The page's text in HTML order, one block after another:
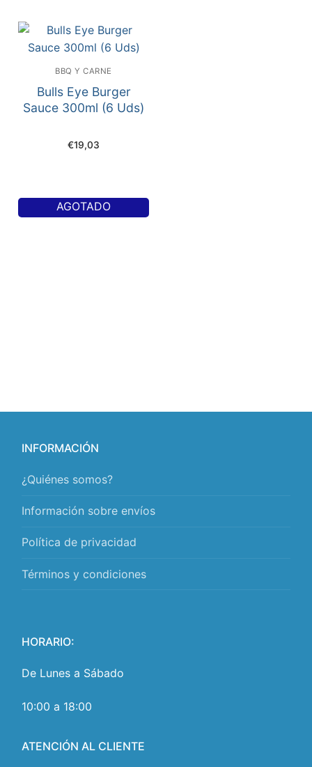
BBQ Y CARNE
Bulls Eye Burger
Sauce 300ml (6 Uds)
€19,03
AGOTADO
INFORMACIÓN
¿Quiénes somos?
Información sobre envíos
Política de privacidad
Términos y condiciones
HORARIO:
De Lunes a Sábado
10:00 a 18:00
ATENCIÓN AL CLIENTE